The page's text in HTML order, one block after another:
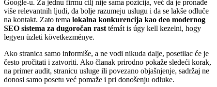
Google-u. Za jednu firmu cilj nije sama pozicija, već da je pronađe
više relevantnih ljudi, da bolje razumeju uslugu i da se lakše odluče
na kontakt. Zato tema lokalna konkurencija kao deo modernog
SEO sistema za dugoročan rast témát is úgy kell kezelni, hogy
legyen üzleti következménye.
Ako stranica samo informiše, a ne vodi nikuda dalje, posetilac će je
često pročitati i zatvoriti. Ako članak prirodno pokaže sledeći korak,
na primer audit, stranicu usluge ili povezano objašnjenje, sadržaj ne
donosi samo posetu već pomaže i pri donošenju odluke.